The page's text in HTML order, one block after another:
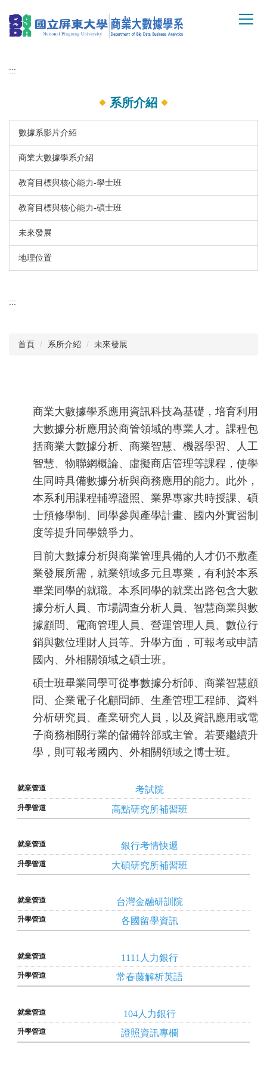
到
主
容
:::
系所介紹
數據系影片介紹
商業大數據學系介紹
教育目標與核心能力-學士班
教育目標與核心能力-碩士班
未來發展
地理位置
:::
首頁 系所介紹 未來發展
商業大數據學系應用資訊科技為基礎，培育利用
大數據分析應用於商管領域的專業人才。課程包
括商業大數據分析、商業智慧、機器學習、人工
智慧、物聯網概論、虛擬商店管理等課程，使學
生同時具備數據分析與商務應用的能力。此外，
本系利用課程輔導證照、業界專家共時授課、碩
士預修學制、同學參與產學計畫、國內外實習制
度等提升同學競爭力。
目前大數據分析與商業管理具備的人才仍不敷產
業發展所需，就業領域多元且專業，有利於本系
畢業同學的就職。本系同學的就業出路包含大數
據分析人員、市場調查分析人員、智慧商業與數
據顧問、電商管理人員、營運管理人員、數位行
銷與數位理財人員等。升學方面，可報考或申請
國內、外相關領域之碩士班。
碩士班畢業同學可從事數據分析師、商業智慧顧
問、企業電子化顧問師、生產管理工程師、資料
分析研究員、產業研究人員，以及資訊應用或電
子商務相關行業的儲備幹部或主管。若要繼續升
學，則可報考國內、外相關領域之博士班。
考試院
高點研究所補習班
銀行考情快遞
大碩研究所補習班
台灣金融研訓院
各國留學資訊
1111人力銀行
常春藤解析英語
104人力銀行
證照資訊專欄